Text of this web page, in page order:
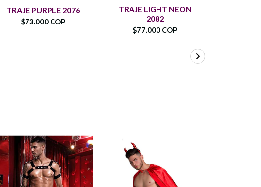
TRAJE PURPLE 2076
$73.000 COP
TRAJE LIGHT NEON
2082
$77.000 COP